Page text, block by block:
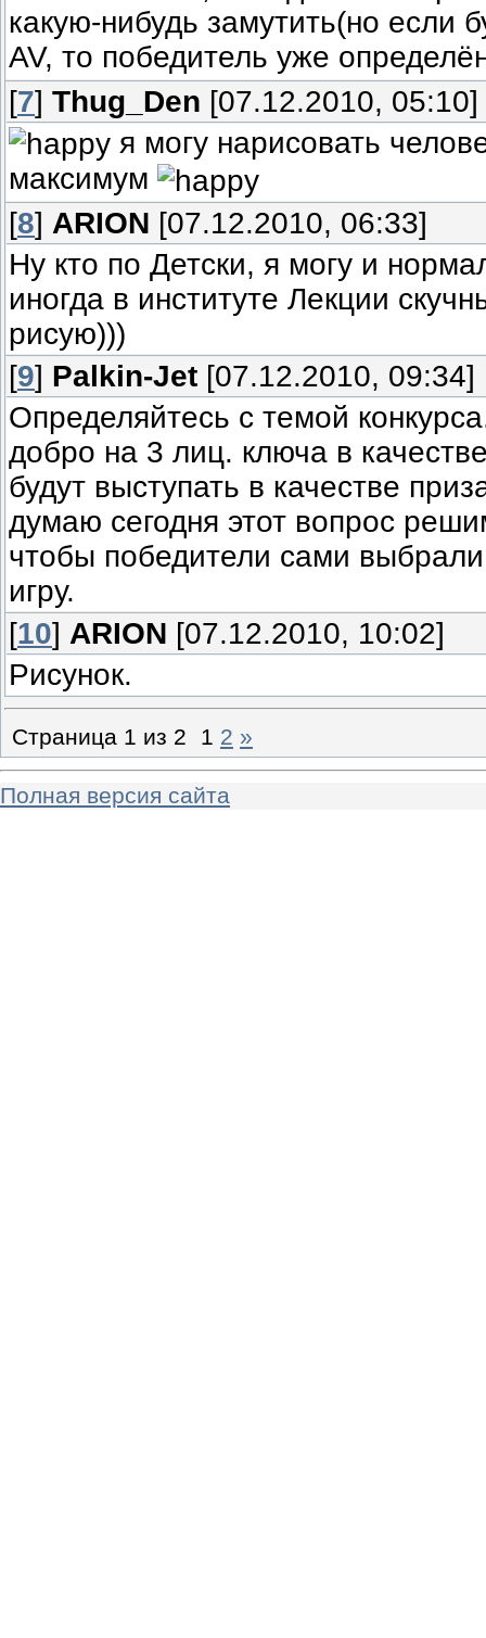
какую-нибудь замутить(но если
AV, то победитель уже
[7] Thug_Den [07.12.2010, 05:10]
я могу нарисовать
максимум
[8] ARION [07.12.2010, 06:33]
Ну кто по Детски, я могу и
иногда в институте Лекции
рисую)))
[9] Palkin-Jet [07.12.2010, 09:34]
Определяйтесь с темой
добро на 3 лиц. ключа в
будут выступать в качестве
думаю сегодня этот вопрос
чтобы победители сами
игру.
[10] ARION [07.12.2010, 10:02]
Рисунок.
Страница 1 из 2 1 2 »
Полная версия сайта